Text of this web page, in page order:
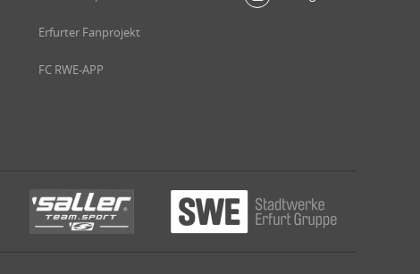
Erfurter Fanprojekt
FC RWE-APP